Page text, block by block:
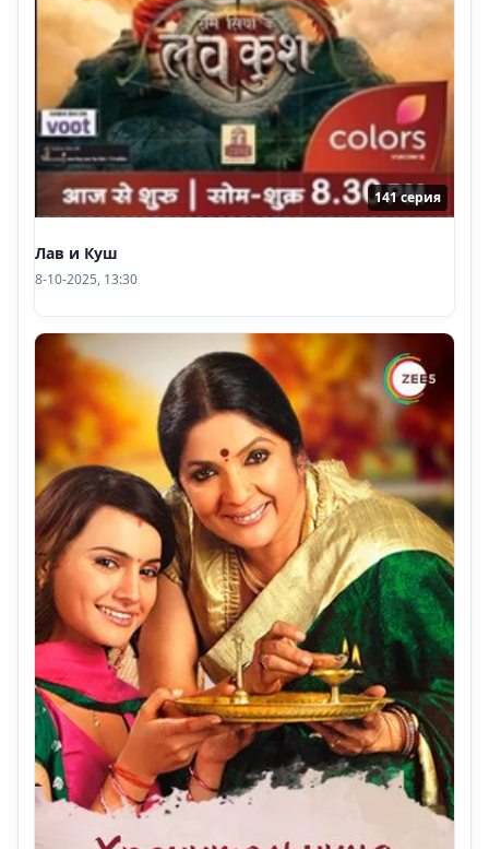
141 серия
Лав и Куш
8-10-2025, 13:30